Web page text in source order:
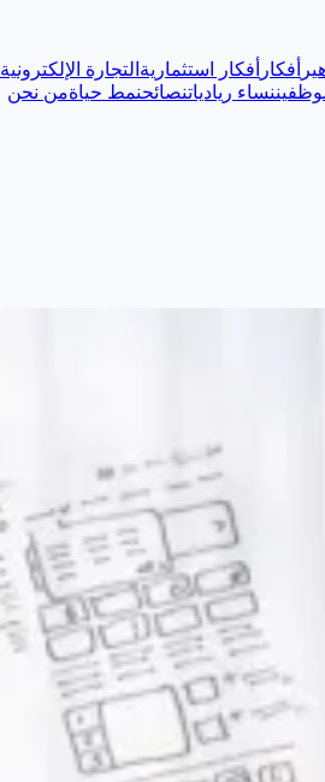
أفكار أفكار استثمارية التجارة الإلكترونية
نساء ريادياتنصائحنمط حياةمن نحن